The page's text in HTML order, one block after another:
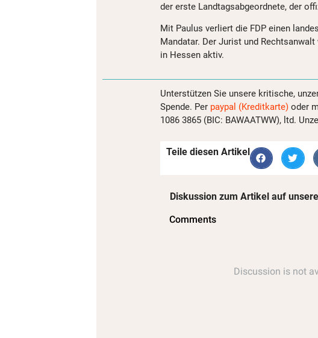
der erste Landtagsabgeordnete, der
Mit Paulus verliert die FDP einen
Mandatar. Der Jurist und
in Hessen aktiv.
Unterstützen Sie unsere kritische,
Spende. Per paypal (Kreditkarte) oder
1086 3865 (BIC: BAWAATWW), ltd.
Teile diesen Artikel
Diskussion zum Artikel auf